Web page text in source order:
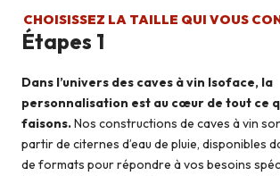
CHOISISSEZ LA TAILLE QUI VOUS
Étapes 1
Dans l’univers des caves à vin Isoface, la
personnalisation est au cœur de tout ce
faisons.Nos constructions de caves à vin
partir de citernes d’eau de pluie, disponibles
de formats pour répondre à vos besoins